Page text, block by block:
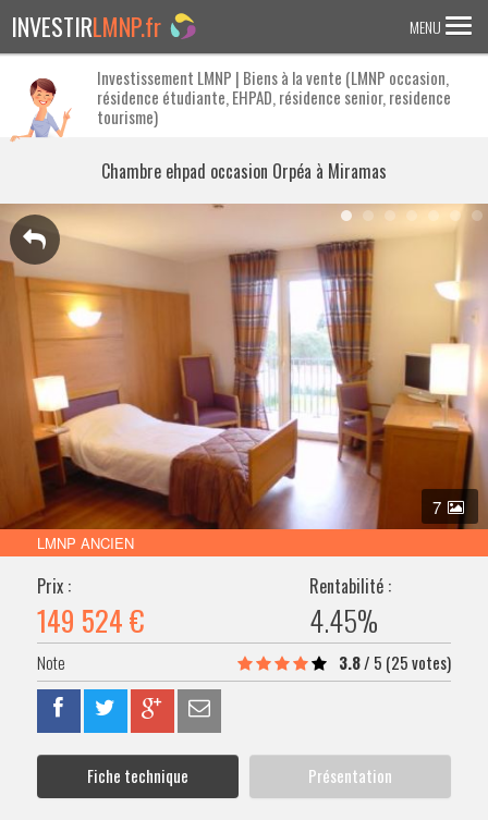
MENU
INVESTIRLMNP.fr
ACCUEIL
RESIDENCE ETUDIANTE
RESIDENCE SENIOR
RESIDENCE AFFAIRE/TOURISME
ACTUALITES
FAQ
VENDRE SON BIEN
Investissement LMNP | Biens à la vente (LMNP occasion,
résidence étudiante, EHPAD, résidence senior, residence
tourisme)
Chambre ehpad occasion Orpéa à Miramas
7
LMNP ANCIEN
Prix :
149 524 €
Rentabilité :
4.45%
3.8/ 5 (25 votes)
Fiche technique Présentation